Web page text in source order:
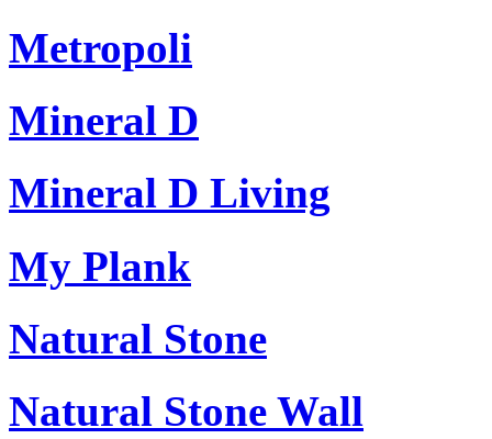
Metropoli
Mineral D
Mineral D Living
My Plank
Natural Stone
Natural Stone Wall